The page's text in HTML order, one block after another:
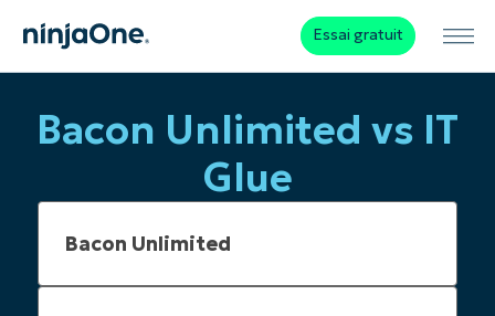
Essai gratuit
Bacon Unlimited vs IT
Glue